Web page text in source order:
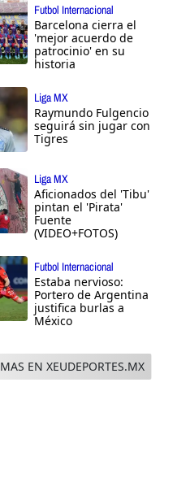
Futbol Internacional
Barcelona cierra el
'mejor acuerdo de
patrocinio' en su
historia
Liga MX
Raymundo Fulgencio
seguirá sin jugar con
Tigres
Liga MX
Aficionados del 'Tibu'
pintan el 'Pirata'
Fuente
(VIDEO+FOTOS)
Futbol Internacional
Estaba nervioso:
Portero de Argentina
justifica burlas a
México
MAS EN XEUDEPORTES.MX